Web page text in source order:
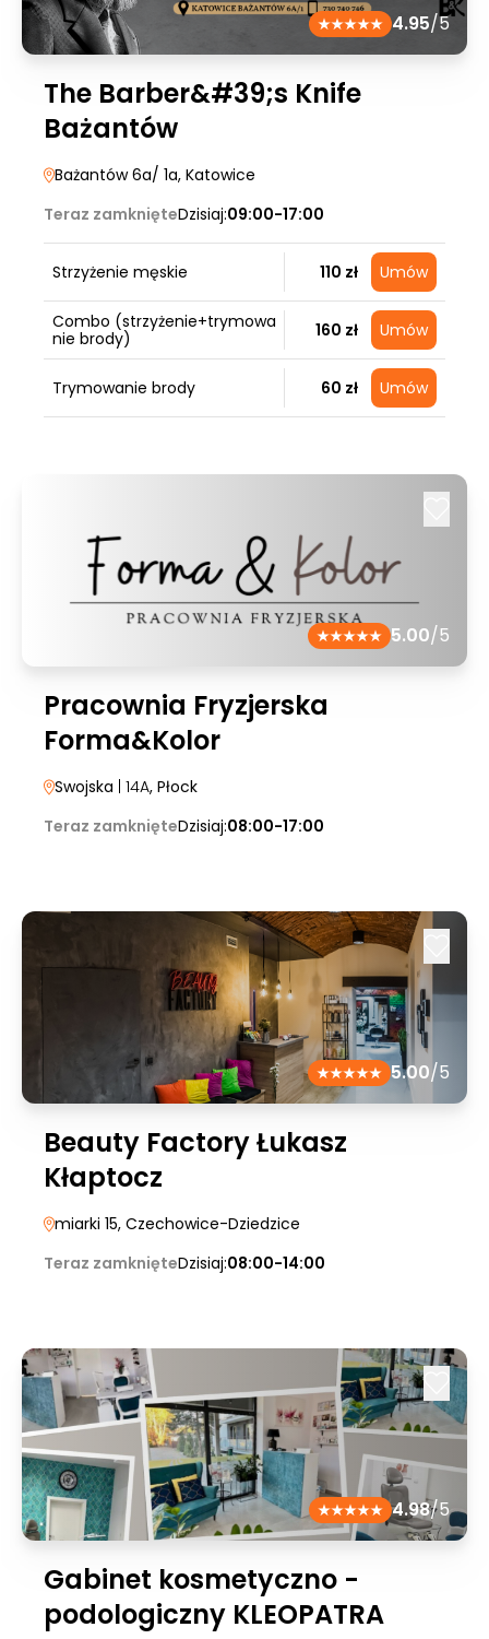
4.95/5
The Barber&#39;s Knife
Bażantów
Bażantów 6a/ 1a, Katowice
Teraz zamknięteDzisiaj:09:00-17:00
Strzyżenie męskie 110 zł Umów
Combo (strzyżenie+trymowa
nie brody)
160 zł Umów
Trymowanie brody 60 zł Umów
5.00/5
Pracownia Fryzjerska
Forma&Kolor
Swojska | 14A, Płock
Teraz zamknięteDzisiaj:08:00-17:00
5.00/5
Beauty Factory Łukasz
Kłaptocz
miarki 15, Czechowice-Dziedzice
Teraz zamknięteDzisiaj:08:00-14:00
4.98/5
Gabinet kosmetyczno -
podologiczny KLEOPATRA